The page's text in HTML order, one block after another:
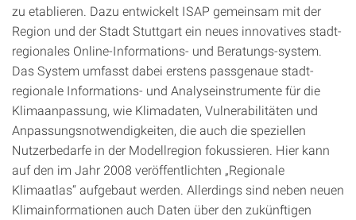
zu etablieren. Dazu entwickelt ISAP gemeinsam mit der
Region und der Stadt Stuttgart ein neues innovatives stadt-
regionales Online-Informations- und Beratungs-system.
Das System umfasst dabei erstens passgenaue stadt-
regionale Informations- und Analyseinstrumente für die
Klimaanpassung, wie Klimadaten, Vulnerabilitäten und
Anpassungsnotwendigkeiten, die auch die speziellen
Nutzerbedarfe in der Modellregion fokussieren. Hier kann
auf den im Jahr 2008 veröffentlichten „Regionale
Klimaatlas“ aufgebaut werden. Allerdings sind neben neuen
Klimainformationen auch Daten über den zukünftigen